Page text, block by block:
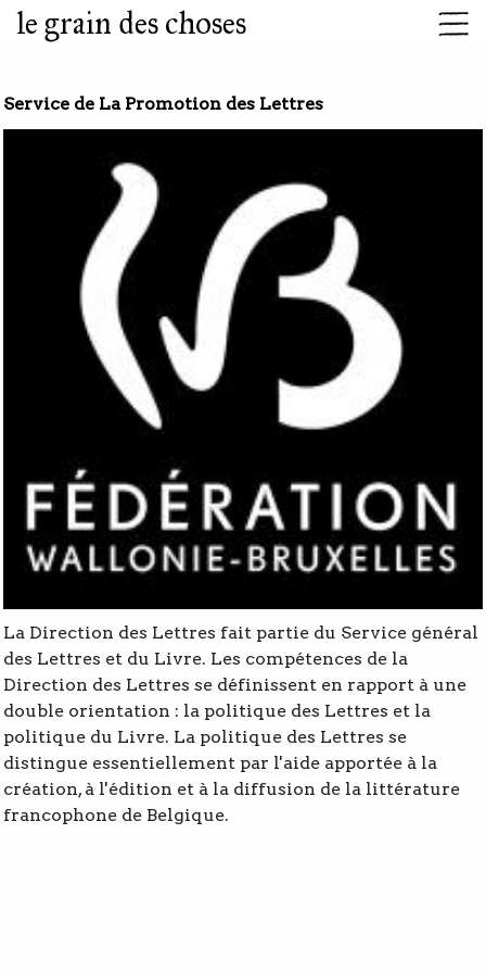
le grain des choses
Service de La Promotion des Lettres
La Direction des Lettres fait partie du Service général
des Lettres et du Livre. Les compétences de la
Direction des Lettres se définissent en rapport à une
double orientation : la politique des Lettres et la
politique du Livre. La politique des Lettres se
distingue essentiellement par l'aide apportée à la
création, à l'édition et à la diffusion de la littérature
francophone de Belgique.